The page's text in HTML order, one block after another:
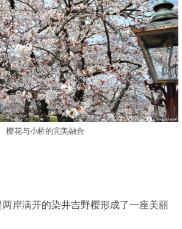
樱花与小桥的完美融合
岸满开的染井吉野樱形成了一座美丽